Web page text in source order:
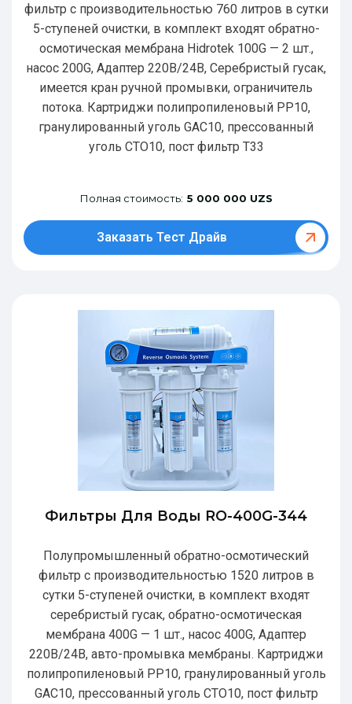
фильтр с производительностью 760 литров в сутки
5-ступеней очистки, в комплект входят обратно-
осмотическая мембрана Hidrotek 100G — 2 шт.,
насос 200G, Адаптер 220В/24В, Серебристый гусак,
имеется кран ручной промывки, ограничитель
потока. Картриджи полипропиленовый РР10,
гранулированный уголь GAC10, прессованный
уголь CTO10, пост фильтр T33
Полная стоимость: 5 000 000 UZS
Заказать Тест Драйв
Фильтры Для Воды RO-400G-344
Полупромышленный обратно-осмотический
фильтр с производительностью 1520 литров в
сутки 5-ступеней очистки, в комплект входят
серебристый гусак, обратно-осмотическая
мембрана 400G — 1 шт., насос 400G, Адаптер
220В/24В, авто-промывка мембраны. Картриджи
полипропиленовый РР10, гранулированный уголь
GAC10, прессованный уголь CTO10, пост фильтр